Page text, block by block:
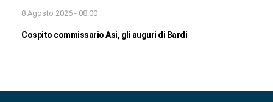
8 Agosto 2026 - 08:00
Cospito commissario Asi, gli auguri di Bardi